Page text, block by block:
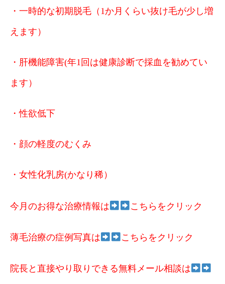
・一時的な初期脱毛（1か月くらい抜け毛が少し増
えます）
・肝機能障害(年1回は健康診断で採血を勧めてい
ます）
・性欲低下
・顔の軽度のむくみ
・女性化乳房(かなり稀）
今月のお得な治療情報は こちらをクリック
薄毛治療の症例写真は こちらをクリック
院長と直接やり取りできる無料メール相談は